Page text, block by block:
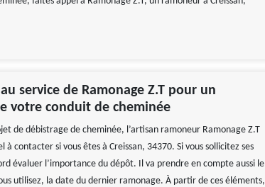
service de Ramonage Z.T pour un
votre conduit de cheminée
de débistrage de cheminée, l’artisan ramoneur Ramonage Z.T
à contacter si vous êtes à Creissan, 34370. Si vous sollicitez ses
évaluer l’importance du dépôt. Il va prendre en compte aussi le
utilisez, la date du dernier ramonage. À partir de ces éléments,